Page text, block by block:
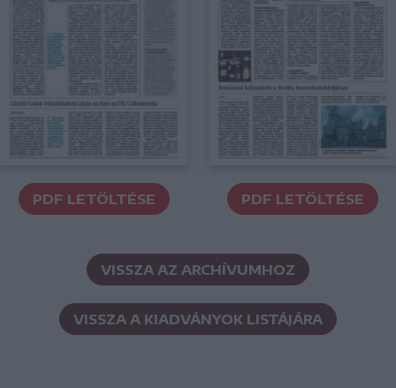
PDF LETÖLTÉSE PDF LETÖLTÉSE
VISSZA AZ ARCHÍVUMHOZ
VISSZA A KIADVÁNYOK LISTÁJÁRA